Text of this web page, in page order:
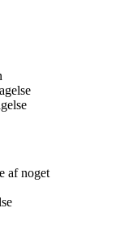
af noget